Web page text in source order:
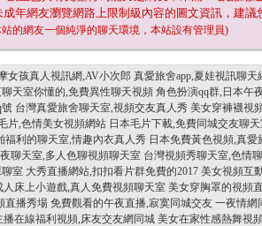
成年網友瀏覽網路上限制級內容的圖文資訊，建議
的網友一個純淨的聊天環境，本站設有管理員)
女孩真人視訊網,AV小次郎 真愛旅舍app,夏娃視訊聊天
天室你懂的,免費異性聊天視頻 角色扮演qq群,日本午
台灣真愛旅舍聊天室,視頻交友真人秀 美女穿褲襪視
片,色情美女視頻網站 日本毛片下載,免費同城交友聊天
福利的聊天室,情趣內衣真人秀 日本免費黃色視頻,真愛
聊天室,多人色聊視頻聊天室 台灣視頻秀聊天室,色情
室 大秀直播網站,扣扣看片群免費的2017 美女視頻互
人床上小遊戲,真人免費視頻聊天室 美女穿胸罩的視頻
直播秀場 免費觀看的午夜直播,寂寞同城交友 一夜情網
播在線福利視頻,床友交友網同城 美女在家性感熱舞視